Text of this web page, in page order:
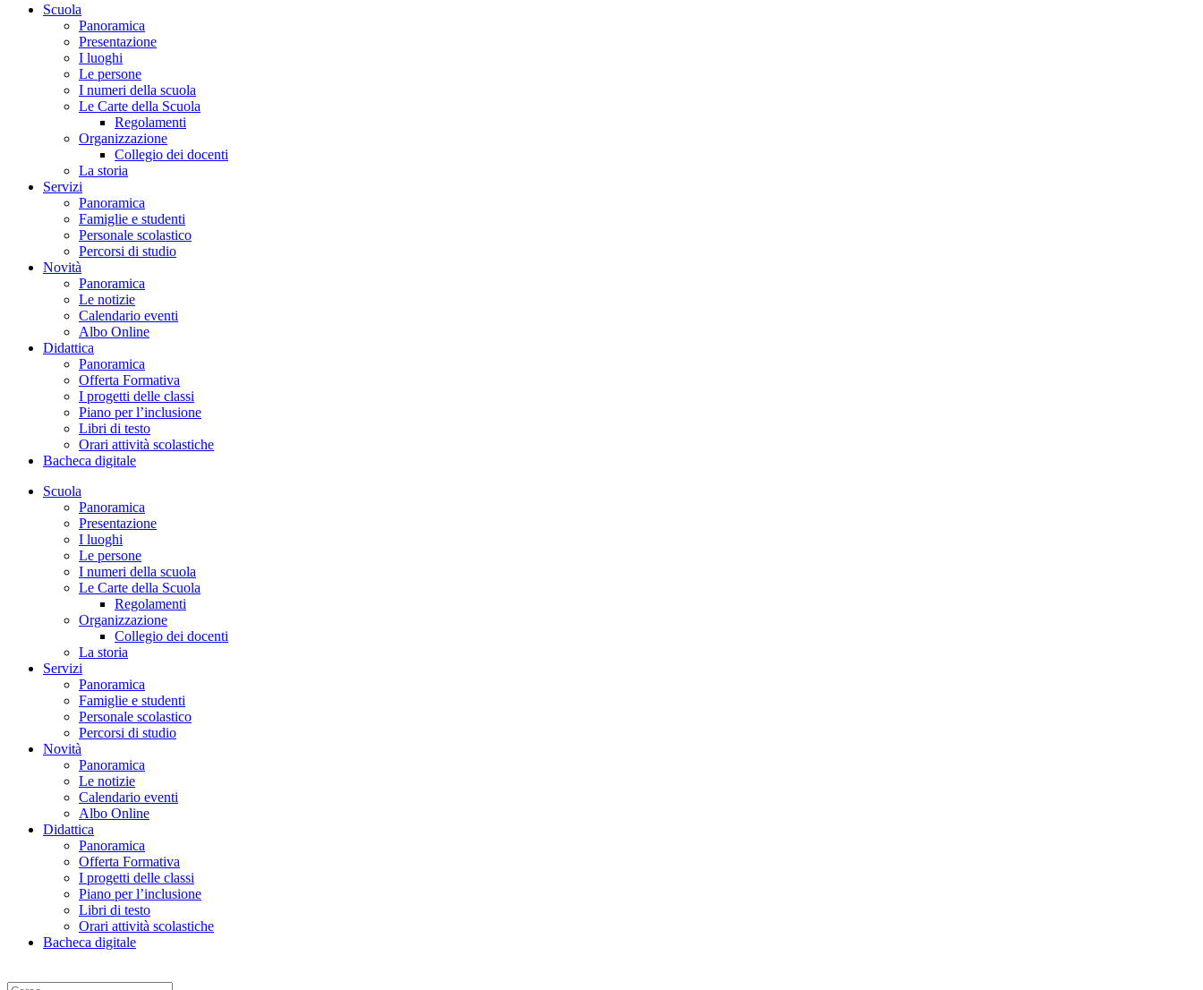
Scuola
Panoramica
Presentazione
I luoghi
Le persone
I numeri della scuola
Le Carte della Scuola
Regolamenti
Organizzazione
Collegio dei docenti
La storia
Servizi
Panoramica
Famiglie e studenti
Personale scolastico
Percorsi di studio
Novità
Panoramica
Le notizie
Calendario eventi
Albo Online
Didattica
Panoramica
Offerta Formativa
I progetti delle classi
Piano per l’inclusione
Libri di testo
Orari attività scolastiche
Bacheca digitale
Scuola
Panoramica
Presentazione
I luoghi
Le persone
I numeri della scuola
Le Carte della Scuola
Regolamenti
Organizzazione
Collegio dei docenti
La storia
Servizi
Panoramica
Famiglie e studenti
Personale scolastico
Percorsi di studio
Novità
Panoramica
Le notizie
Calendario eventi
Albo Online
Didattica
Panoramica
Offerta Formativa
I progetti delle classi
Piano per l’inclusione
Libri di testo
Orari attività scolastiche
Bacheca digitale